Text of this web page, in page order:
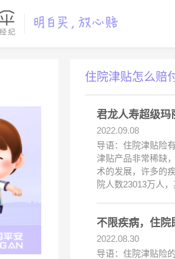
住院津贴怎么赔
君龙人寿超级玛
2022.09.08
导语：住院津贴险
津贴产品非常稀缺
术的发展，许多的
院人数23013万人
不限疾病，住院
2022.08.30
导语：住院津贴险